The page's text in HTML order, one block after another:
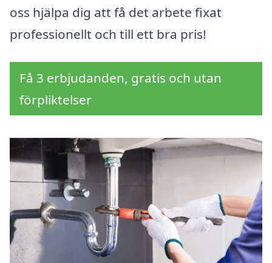
oss hjälpa dig att få det arbete fixat
professionellt och till ett bra pris!
Få 3 erbjudanden, gratis och utan
förpliktelser